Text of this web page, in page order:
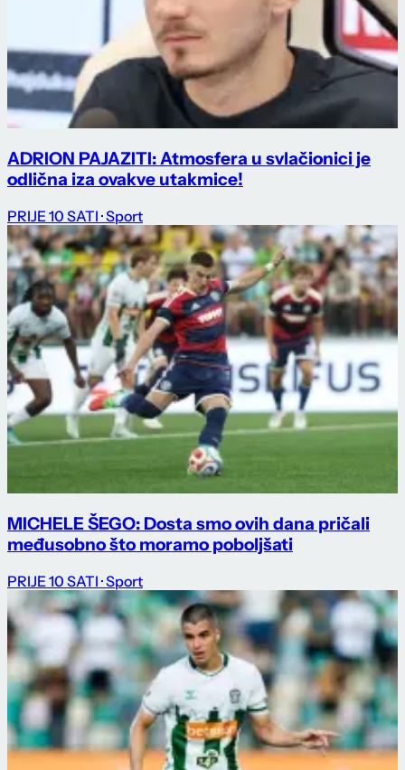
ADRION PAJAZITI: Atmosfera u svlačionici je
odlična iza ovakve utakmice!
PRIJE 10 SATI · Sport
MICHELE ŠEGO: Dosta smo ovih dana pričali
međusobno što moramo poboljšati
PRIJE 10 SATI · Sport